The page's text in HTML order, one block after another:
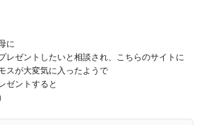
に
レゼントしたいと相談され、こちらのサイトに
スが大変気に入ったようで
ゼントすると